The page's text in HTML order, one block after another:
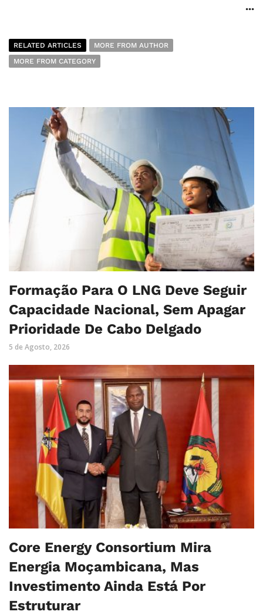
...
RELATED ARTICLES
MORE FROM AUTHOR
MORE FROM CATEGORY
Formação Para O LNG Deve Seguir
Capacidade Nacional, Sem Apagar
Prioridade De Cabo Delgado
5 de Agosto, 2026
Core Energy Consortium Mira
Energia Moçambicana, Mas
Investimento Ainda Está Por
Estruturar